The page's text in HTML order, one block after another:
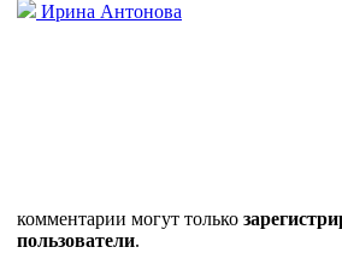
Ирина Антонова
комментарии могут только
пользователи.